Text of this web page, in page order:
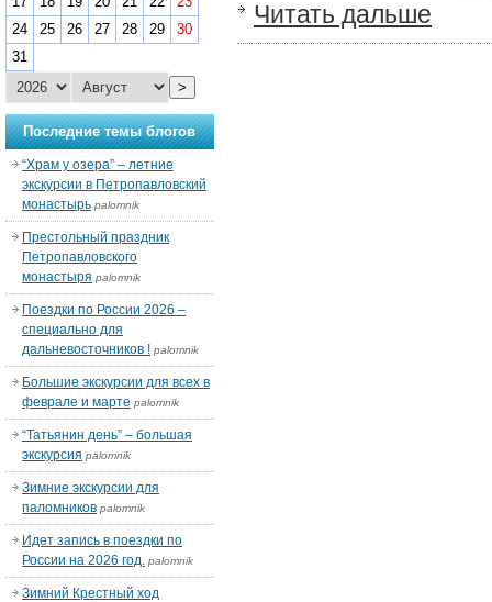
Читать дальше
24
25 26 27 28 29
30
31
>
Последние темы блогов
“Храм у озера” – летние
экскурсии в Петропавловский
монастырь palomnik
Престольный праздник
Петропавловского
монастыря palomnik
Поездки по России 2026 –
специально для
дальневосточников ! palomnik
Большие экскурсии для всех в
феврале и марте palomnik
“Татьянин день” – большая
экскурсия palomnik
Зимние экскурсии для
паломников palomnik
Идет запись в поездки по
России на 2026 год. palomnik
Зимний Крестный ход